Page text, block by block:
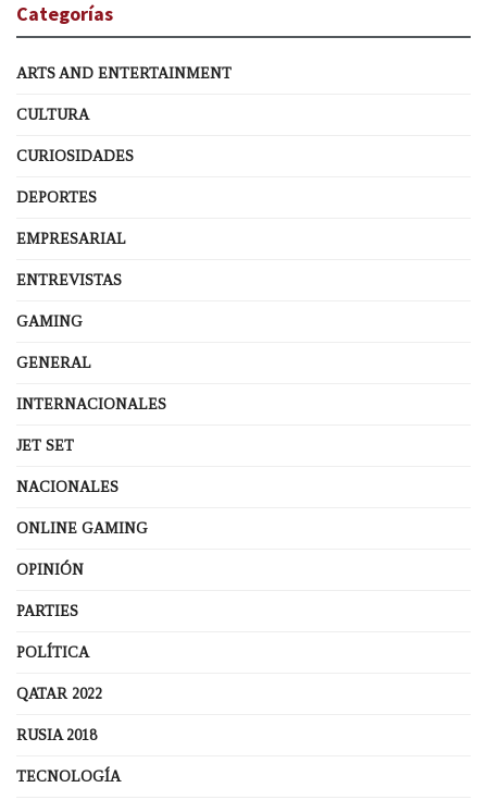
Categorías
ARTS AND ENTERTAINMENT
CULTURA
CURIOSIDADES
DEPORTES
EMPRESARIAL
ENTREVISTAS
GAMING
GENERAL
INTERNACIONALES
JET SET
NACIONALES
ONLINE GAMING
OPINIÓN
PARTIES
POLÍTICA
QATAR 2022
RUSIA 2018
TECNOLOGÍA